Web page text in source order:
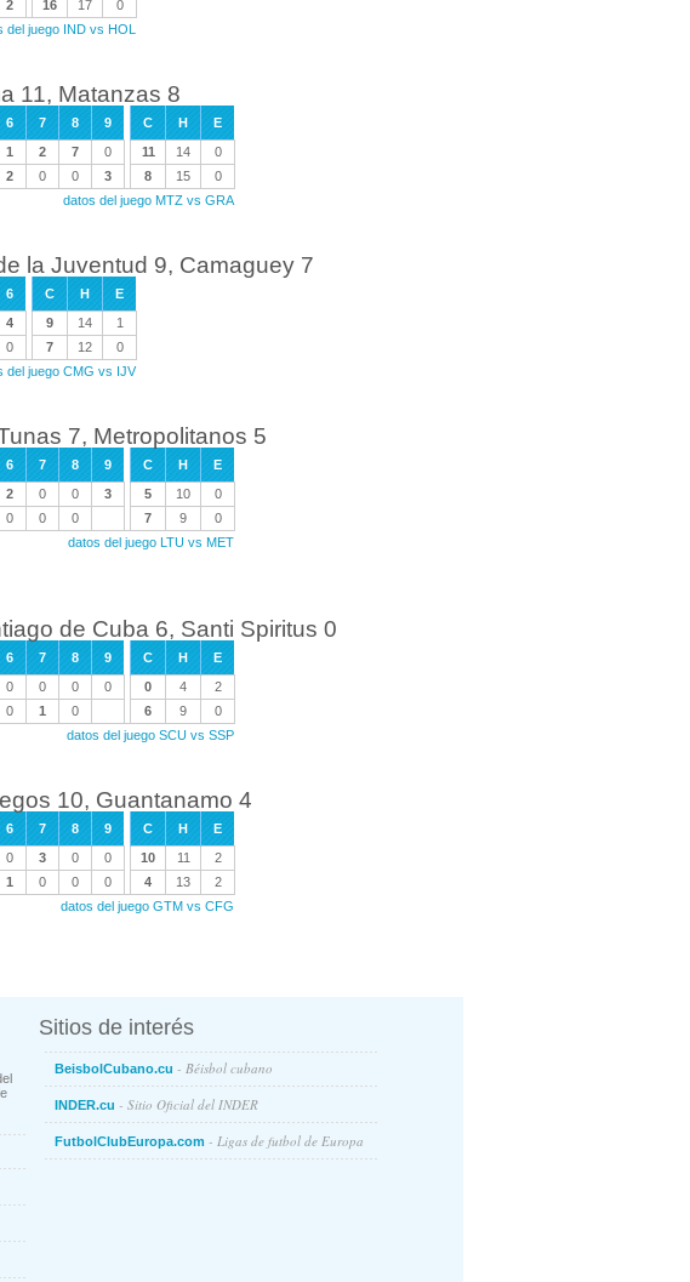
2 16 17
0
del juego IND vs HOL
11, Matanzas 8
6 7 8 9 C H
E
1 2 7 0 11 14
0
2 0 0 3 8 15
0
datos del juego MTZ vs GRA
la Juventud 9, Camaguey 7
6 C H
E
4 9 14
1
0 7 12
0
del juego CMG vs IJV
7, Metropolitanos 5
6 7 8 9 C H
E
2 0 0 3 5 10
0
0 0 0 7 9
0
datos del juego LTU vs MET
de Cuba 6, Santi Spiritus 0
6 7 8 9 C H
E
0 0 0 0 0 4
2
0 1 0 6 9
0
datos del juego SCU vs SSP
10, Guantanamo 4
6 7 8 9 C H
E
0 3 0 0 10 11
2
1 0 0 0 4 13
2
datos del juego GTM vs CFG
Sitios de interés
BeisbolCubano.cu - Béisbol cubano
INDER.cu - Sitio Oficial del INDER
FutbolClubEuropa.com - Ligas de futbol de Europa